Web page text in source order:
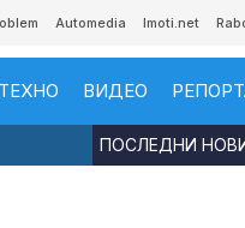
Automedia Imoti.net
ТЕХНО ВИДЕО
ПОСЛЕДНИ